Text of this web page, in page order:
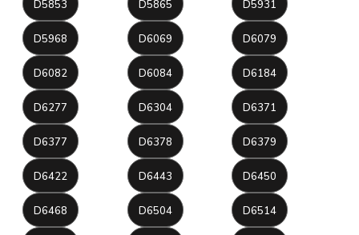
D5853 D5865 D5931
D5968 D6069 D6079
D6082 D6084 D6184
D6277 D6304 D6371
D6377 D6378 D6379
D6422 D6443 D6450
D6468 D6504 D6514